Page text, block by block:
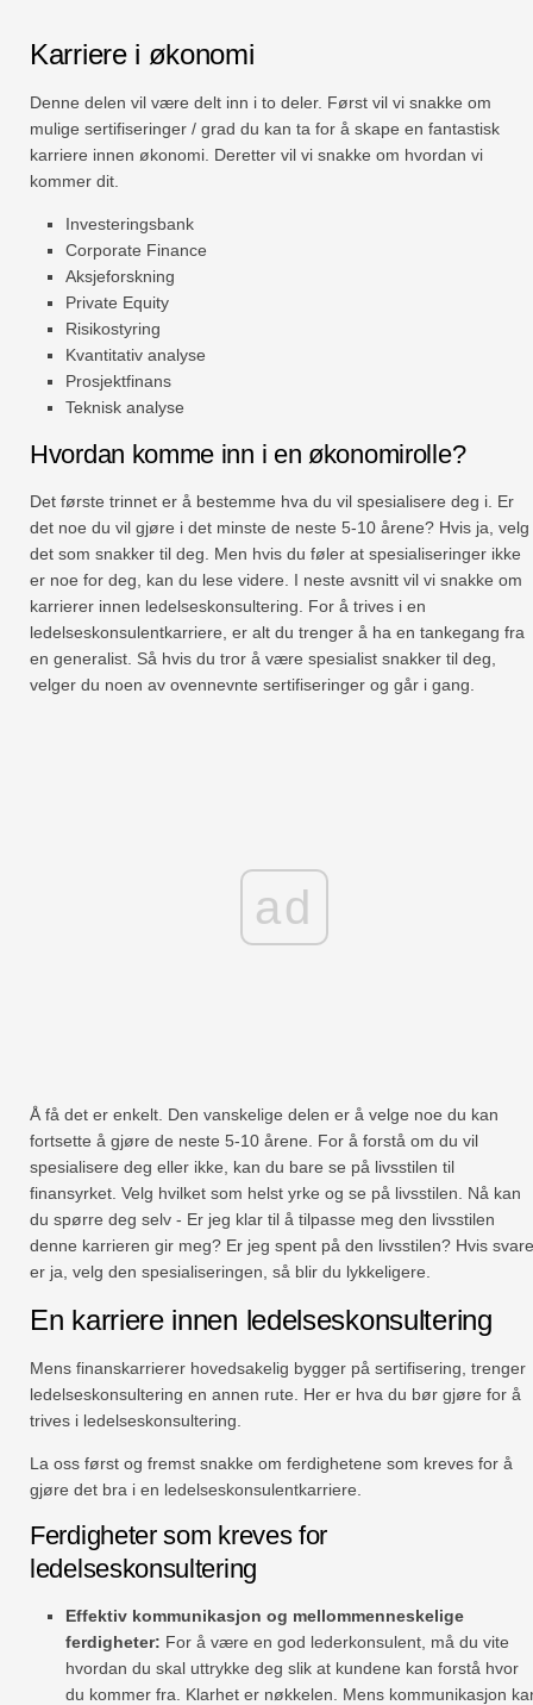
Karriere i økonomi
Denne delen vil være delt inn i to deler. Først vil vi snakke om
mulige sertifiseringer / grad du kan ta for å skape en fantastisk
karriere innen økonomi. Deretter vil vi snakke om hvordan vi
kommer dit.
Investeringsbank
Corporate Finance
Aksjeforskning
Private Equity
Risikostyring
Kvantitativ analyse
Prosjektfinans
Teknisk analyse
Hvordan komme inn i en økonomirolle?
Det første trinnet er å bestemme hva du vil spesialisere deg i. Er
det noe du vil gjøre i det minste de neste 5-10 årene? Hvis ja, velg
det som snakker til deg. Men hvis du føler at spesialiseringer ikke
er noe for deg, kan du lese videre. I neste avsnitt vil vi snakke om
karrierer innen ledelseskonsultering. For å trives i en
ledelseskonsulentkarriere, er alt du trenger å ha en tankegang fra
en generalist. Så hvis du tror å være spesialist snakker til deg,
velger du noen av ovennevnte sertifiseringer og går i gang.
ad
Å få det er enkelt. Den vanskelige delen er å velge noe du kan
fortsette å gjøre de neste 5-10 årene. For å forstå om du vil
spesialisere deg eller ikke, kan du bare se på livsstilen til
finansyrket. Velg hvilket som helst yrke og se på livsstilen. Nå kan
du spørre deg selv - Er jeg klar til å tilpasse meg den livsstilen
denne karrieren gir meg? Er jeg spent på den livsstilen? Hvis
er ja, velg den spesialiseringen, så blir du lykkeligere.
En karriere innen ledelseskonsultering
Mens finanskarrierer hovedsakelig bygger på sertifisering, trenger
ledelseskonsultering en annen rute. Her er hva du bør gjøre for å
trives i ledelseskonsultering.
La oss først og fremst snakke om ferdighetene som kreves for å
gjøre det bra i en ledelseskonsulentkarriere.
Ferdigheter som kreves for
ledelseskonsultering
Effektiv kommunikasjon og mellommenneskelige
ferdigheter: For å være en god lederkonsulent, må du vite
hvordan du skal uttrykke deg slik at kundene kan forstå hvor
du kommer fra. Klarhet er nøkkelen. Mens kommunikasjon